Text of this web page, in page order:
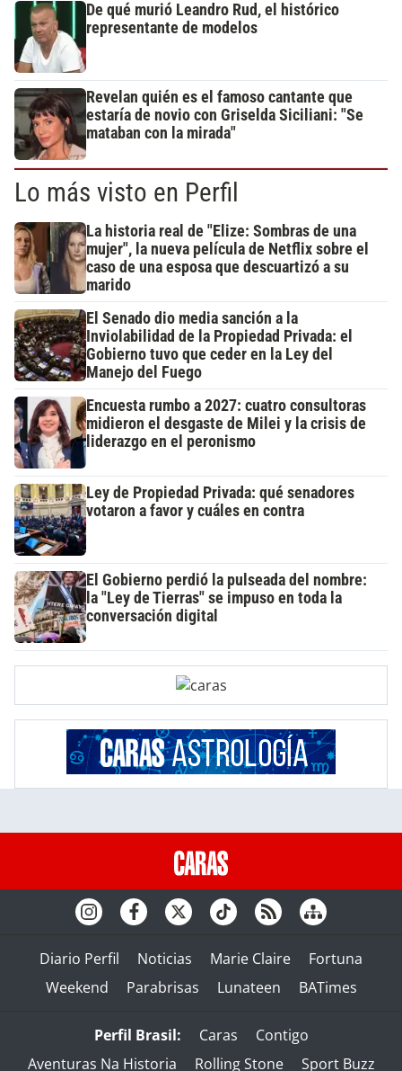
De qué murió Leandro Rud, el histórico
representante de modelos
Revelan quién es el famoso cantante que
estaría de novio con Griselda Siciliani: "Se
mataban con la mirada"
Lo más visto en Perfil
La historia real de "Elize: Sombras de una
mujer", la nueva película de Netflix sobre el
caso de una esposa que descuartizó a su
marido
El Senado dio media sanción a la
Inviolabilidad de la Propiedad Privada: el
Gobierno tuvo que ceder en la Ley del
Manejo del Fuego
Encuesta rumbo a 2027: cuatro consultoras
midieron el desgaste de Milei y la crisis de
liderazgo en el peronismo
Ley de Propiedad Privada: qué senadores
votaron a favor y cuáles en contra
El Gobierno perdió la pulseada del nombre:
la "Ley de Tierras" se impuso en toda la
conversación digital
Diario Perfil Noticias Marie Claire
Fortuna
Weekend
Parabrisas Lunateen BATimes
Perfil Brasil: Caras
Contigo
Aventuras Na Historia
Rolling Stone Sport Buzz